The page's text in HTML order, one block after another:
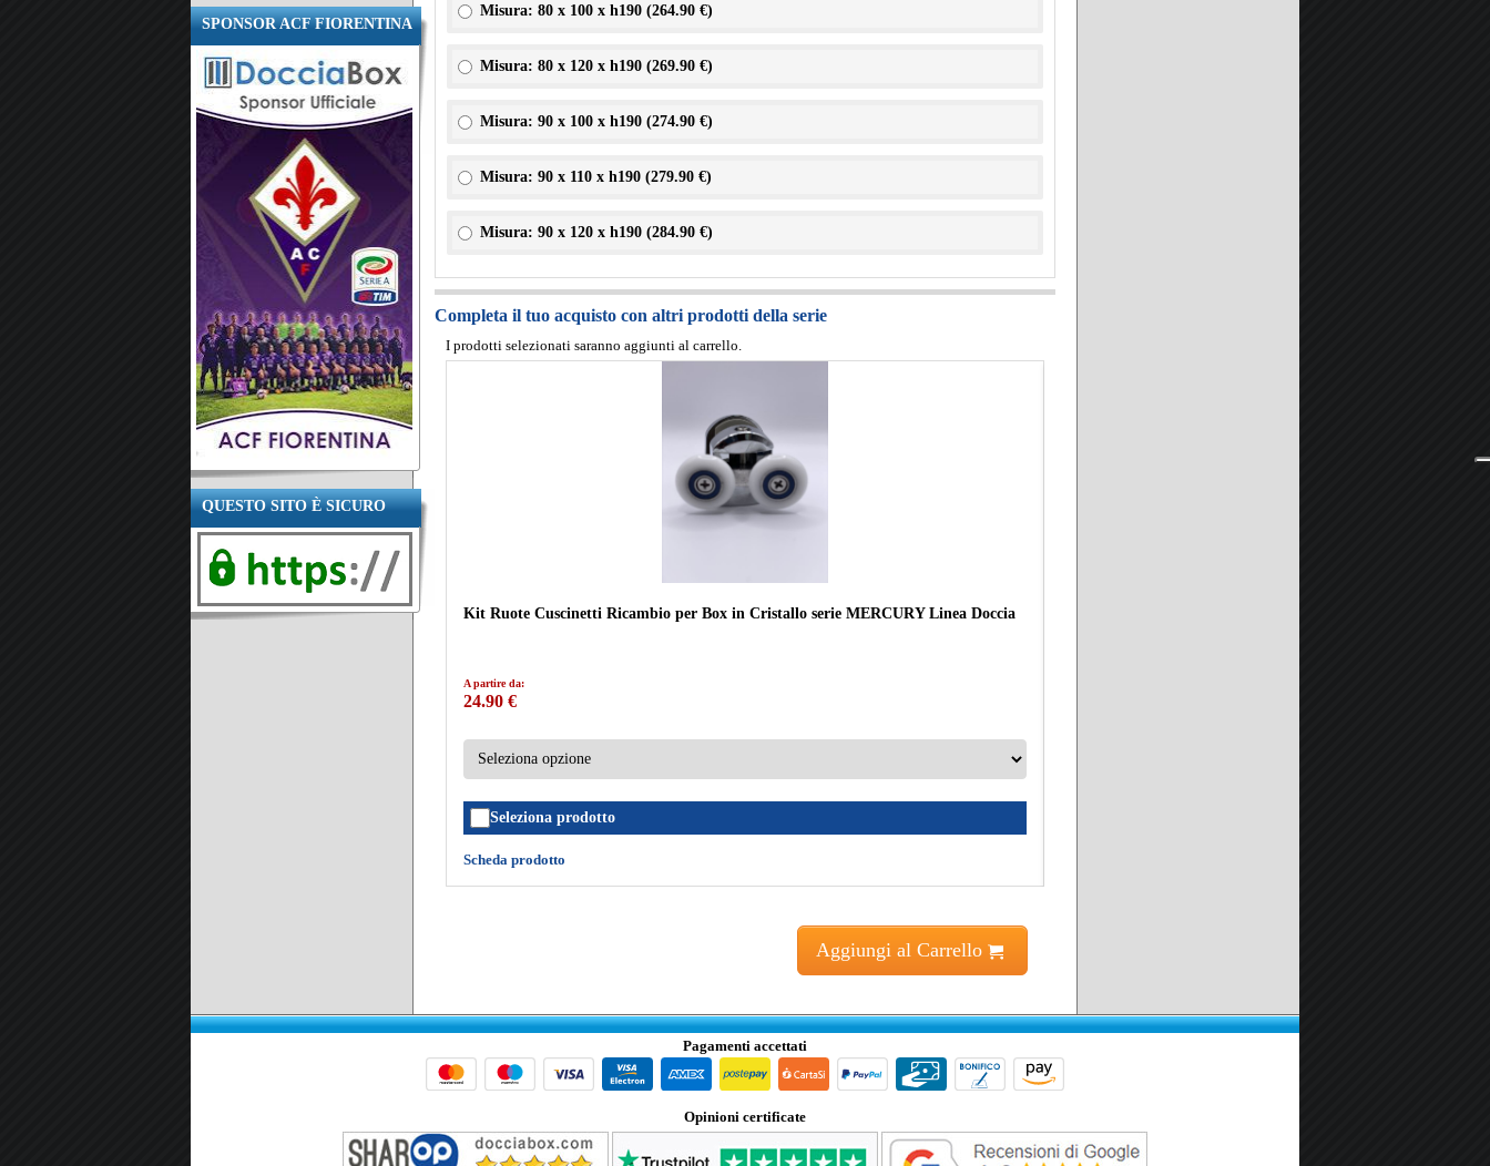
SPONSOR ACF FIORENTINA
QUESTO SITO È SICURO
Misura: 80 x 100 x h190 (264.90 €)
Misura: 80 x 120 x h190 (269.90 €)
Misura: 90 x 100 x h190 (274.90 €)
Misura: 90 x 110 x h190 (279.90 €)
Misura: 90 x 120 x h190 (284.90 €)
Completa il tuo acquisto con altri prodotti della serie
I prodotti selezionati saranno aggiunti al carrello.
Kit Ruote Cuscinetti Ricambio per Box in Cristallo serie MERCURY Linea Doccia
A partire da:
24.90 €
Seleziona prodotto
Scheda prodotto
Aggiungi al Carrello
Pagamenti accettati
Opinioni certificate